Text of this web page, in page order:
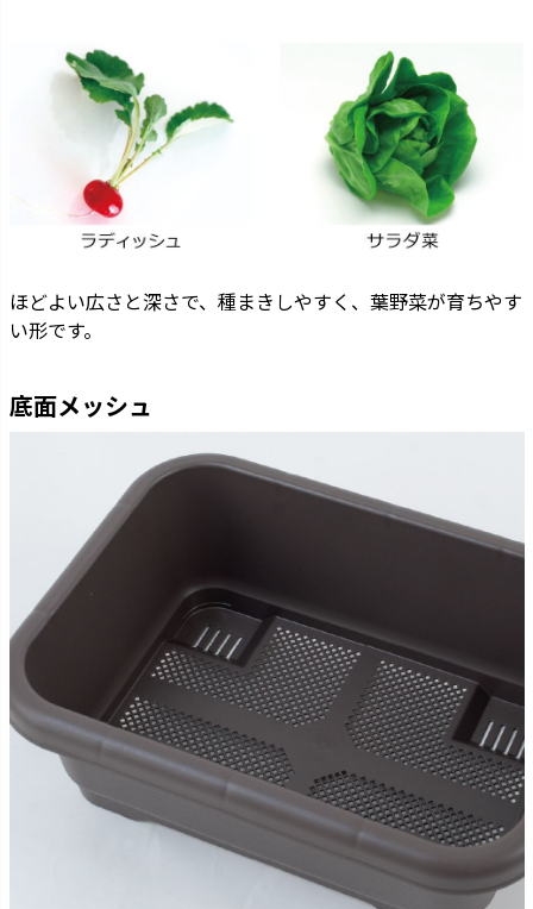
ほどよい広さと深さで、種まきしやすく、葉野菜が育ちやす
い形です。
底面メッシュ